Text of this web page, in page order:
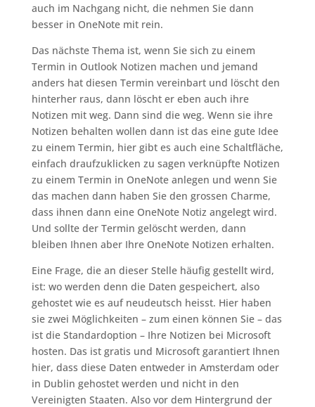
auch im Nachgang nicht, die nehmen Sie dann
besser in OneNote mit rein.
Das nächste Thema ist, wenn Sie sich zu einem
Termin in Outlook Notizen machen und jemand
anders hat diesen Termin vereinbart und löscht den
hinterher raus, dann löscht er eben auch ihre
Notizen mit weg. Dann sind die weg. Wenn sie ihre
Notizen behalten wollen dann ist das eine gute Idee
zu einem Termin, hier gibt es auch eine Schaltfläche,
einfach draufzuklicken zu sagen verknüpfte Notizen
zu einem Termin in OneNote anlegen und wenn Sie
das machen dann haben Sie den grossen Charme,
dass ihnen dann eine OneNote Notiz angelegt wird.
Und sollte der Termin gelöscht werden, dann
bleiben Ihnen aber Ihre OneNote Notizen erhalten.
Eine Frage, die an dieser Stelle häufig gestellt wird,
ist: wo werden denn die Daten gespeichert, also
gehostet wie es auf neudeutsch heisst. Hier haben
sie zwei Möglichkeiten – zum einen können Sie – das
ist die Standardoption – Ihre Notizen bei Microsoft
hosten. Das ist gratis und Microsoft garantiert Ihnen
hier, dass diese Daten entweder in Amsterdam oder
in Dublin gehostet werden und nicht in den
Vereinigten Staaten. Also vor dem Hintergrund der